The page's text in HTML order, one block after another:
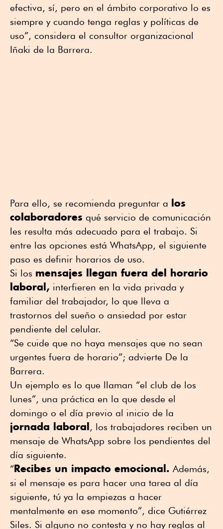
efectiva, sí, pero en el ámbito corporativo lo es
siempre y cuando tenga reglas y políticas de
uso”, considera el consultor organizacional
Iñaki de la Barrera.
Para ello, se recomienda preguntar a los
colaboradores qué servicio de comunicación
les resulta más adecuado para el trabajo. Si
entre las opciones está WhatsApp, el siguiente
paso es definir horarios de uso.
Si los mensajes llegan fuera del horario
laboral, interfieren en la vida privada y
familiar del trabajador, lo que lleva a
trastornos del sueño o ansiedad por estar
pendiente del celular.
“Se cuide que no haya mensajes que no sean
urgentes fuera de horario”; advierte De la
Barrera.
Un ejemplo es lo que llaman “el club de los
lunes”, una práctica en la que desde el
domingo o el día previo al inicio de la
jornada laboral , los trabajadores reciben un
mensaje de WhatsApp sobre los pendientes del
día siguiente.
“Recibes un impacto emocional. Además,
si el mensaje es para hacer una tarea al día
siguiente, tú ya la empiezas a hacer
mentalmente en ese momento”, dice Gutiérrez
Siles. Si alguno no contesta y no hay reglas al